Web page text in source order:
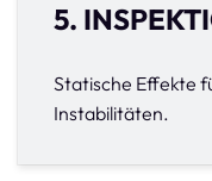
5.
Statische Effekte
Instabilitäten.